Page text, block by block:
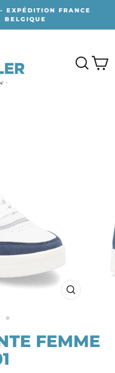
EXPÉDITION FRANCE
BELGIQUE
FERMER
FEMME